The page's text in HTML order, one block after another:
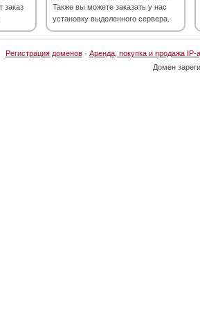
заказ
Также вы можете заказать у нас
установку выделенного сервера.
Регистрация доменов· Аренда, покупка и продажа IP-
Домен